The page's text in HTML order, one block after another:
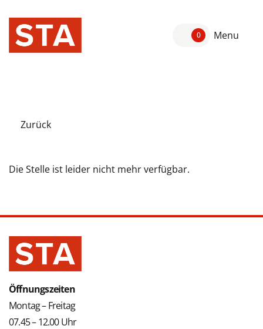
0 Menu
Zurück
Die Stelle ist leider nicht mehr verfügbar.
Öffnungszeiten
Montag – Freitag
07.45 – 12.00 Uhr